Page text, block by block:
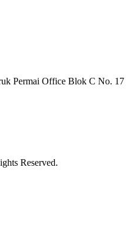
Permai Office Blok C No. 17
Reserved.